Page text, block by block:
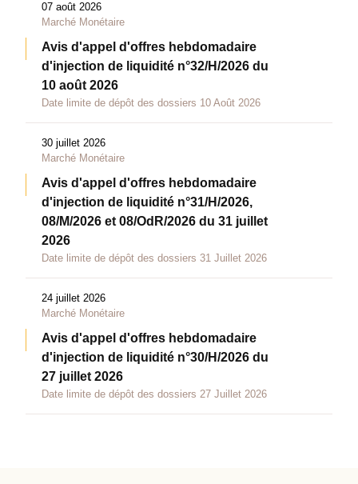
07 août 2026
Marché Monétaire
Avis d'appel d'offres hebdomadaire
d'injection de liquidité n°32/H/2026 du
10 août 2026
Date limite de dépôt des dossiers 10 Août 2026
30 juillet 2026
Marché Monétaire
Avis d'appel d'offres hebdomadaire
d'injection de liquidité n°31/H/2026,
08/M/2026 et 08/OdR/2026 du 31 juillet
2026
Date limite de dépôt des dossiers 31 Juillet 2026
24 juillet 2026
Marché Monétaire
Avis d'appel d'offres hebdomadaire
d'injection de liquidité n°30/H/2026 du
27 juillet 2026
Date limite de dépôt des dossiers 27 Juillet 2026